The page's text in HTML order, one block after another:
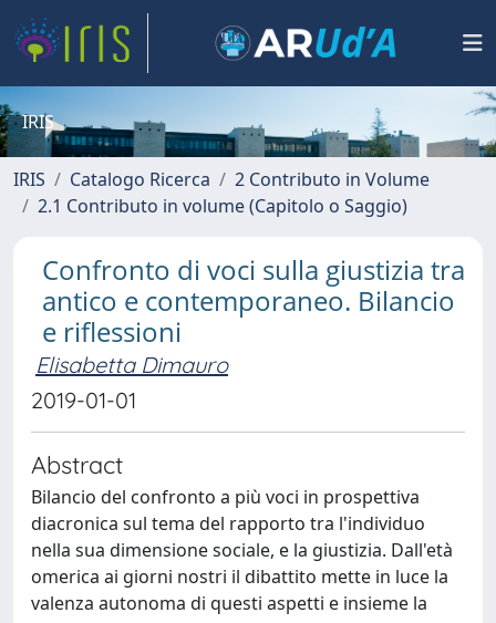
IRIS
IRIS Catalogo Ricerca
2 Contributo in Volume
2.1 Contributo in volume (Capitolo o Saggio)
Confronto di voci sulla giustizia tra
antico e contemporaneo. Bilancio
e riflessioni
Elisabetta Dimauro
2019-01-01
Abstract
Bilancio del confronto a più voci in prospettiva
diacronica sul tema del rapporto tra l'individuo
nella sua dimensione sociale, e la giustizia. Dall'età
omerica ai giorni nostri il dibattito mette in luce la
valenza autonoma di questi aspetti e insieme la